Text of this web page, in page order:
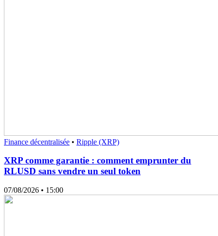
Finance décentralisée • Ripple (XRP)
XRP comme garantie : comment emprunter du
RLUSD sans vendre un seul token
07/08/2026 • 15:00